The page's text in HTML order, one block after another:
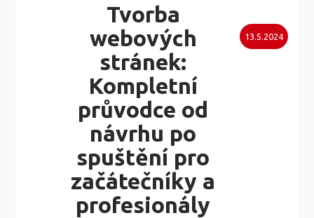
Tvorba
webových
stránek:
Kompletní
průvodce od
návrhu po
spuštění pro
začátečníky a
profesionály
13.5.2024